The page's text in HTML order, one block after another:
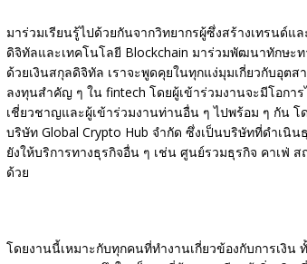
มาร่วมเรียนรู้ไปด้วยกันจากวิทยากรผู้ซึ่งสร้างเทรนด์แ
ดิจิทัลและเทคโนโลยี Blockchain มาร่วมพัฒนาทักษะ
ด้วยเงินสกุลดิจิทัล เราจะพูดคุยในทุกแง่มุมเกี่ยวกับอุต
ลงทุนสำคัญ ๆ ใน fintech โดยผู้เข้าร่วมงานจะมีโอกา
เชี่ยวชาญและผู้เข้าร่วมงานท่านอื่น ๆ ไปพร้อม ๆ กัน โ
บริษัท Global Crypto Hub จำกัด ซึ่งเป็นบริษัทที่ดำเนิ
ยังให้บริการทางธุรกิจอื่น ๆ เช่น ศูนย์รวมธุรกิจ คาเฟ่
ด้วย
โดยงานนี้เหมาะกับทุกคนที่ทำงานเกี่ยวข้องกับการเงิ